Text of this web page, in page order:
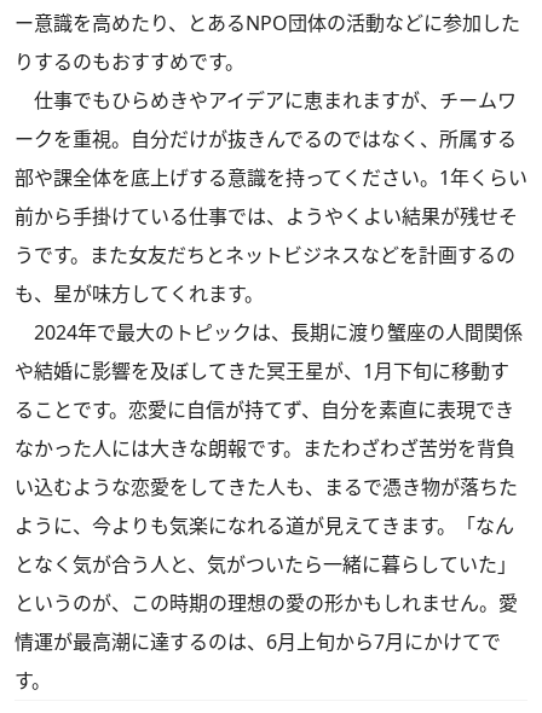
ー意識を高めたり、とあるNPO団体の活動などに参加した
りするのもおすすめです。
仕事でもひらめきやアイデアに恵まれますが、チームワ
ークを重視。自分だけが抜きんでるのではなく、所属する
部や課全体を底上げする意識を持ってください。1年くらい
前から手掛けている仕事では、ようやくよい結果が残せそ
うです。また女友だちとネットビジネスなどを計画するの
も、星が味方してくれます。
2024年で最大のトピックは、長期に渡り蟹座の人間関係
や結婚に影響を及ぼしてきた冥王星が、1月下旬に移動す
ることです。恋愛に自信が持てず、自分を素直に表現でき
なかった人には大きな朗報です。またわざわざ苦労を背負
い込むような恋愛をしてきた人も、まるで憑き物が落ちた
ように、今よりも気楽になれる道が見えてきます。「なん
となく気が合う人と、気がついたら一緒に暮らしていた」
というのが、この時期の理想の愛の形かもしれません。愛
情運が最高潮に達するのは、6月上旬から7月にかけてで
す。